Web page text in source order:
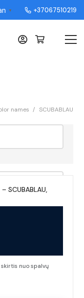
▼ +37067510219
names / SCUBABLAU
SCUBABLAU,
nuo spalvų